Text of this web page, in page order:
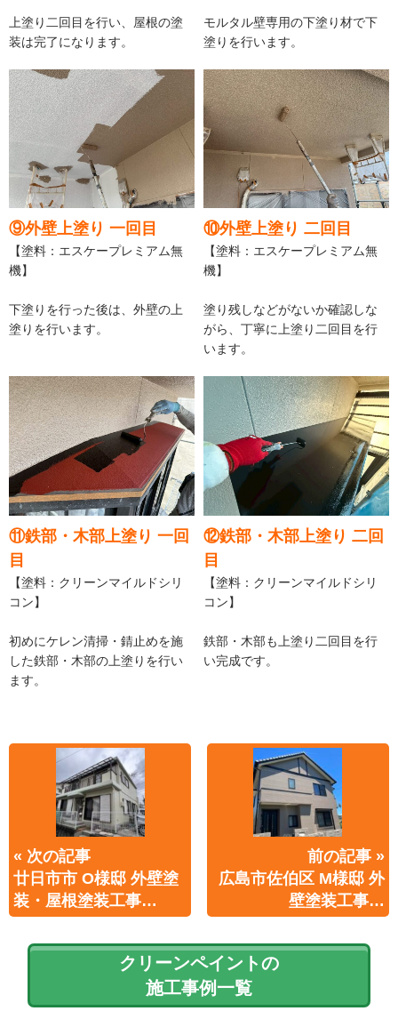
上塗り二回目を行い、屋根の塗
装は完了になります。
モルタル壁専用の下塗り材で下
塗りを行います。
⑨外壁上塗り 一回目
【塗料：エスケープレミアム無
機】
下塗りを行った後は、外壁の上
塗りを行います。
⑩外壁上塗り 二回目
【塗料：エスケープレミアム無
機】
塗り残しなどがないか確認しな
がら、丁寧に上塗り二回目を行
います。
⑪鉄部・木部上塗り 一回
目
【塗料：クリーンマイルドシリ
コン】
初めにケレン清掃・錆止めを施
した鉄部・木部の上塗りを行い
ます。
⑫鉄部・木部上塗り 二回
目
【塗料：クリーンマイルドシリ
コン】
鉄部・木部も上塗り二回目を行
い完成です。
« 次の記事
廿日市市 O様邸 外壁塗
装・屋根塗装工事…
前の記事 »
広島市佐伯区 M様邸 外
壁塗装工事…
クリーンペイントの
施工事例一覧